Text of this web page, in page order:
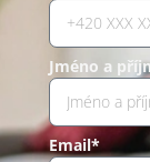
Jméno a
Email*